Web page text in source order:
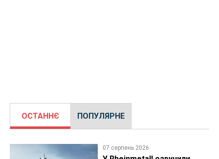
ОСТАННЄ ПОПУЛЯРНЕ
07 серпень 2026